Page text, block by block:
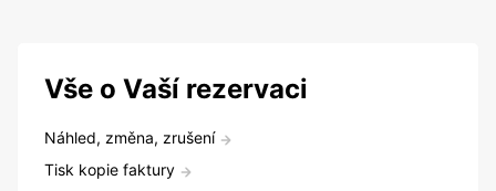
Vše o Vaší rezervaci
Náhled, změna, zrušení
Tisk kopie faktury